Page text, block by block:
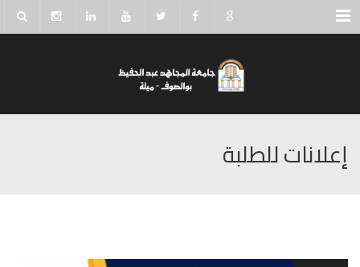
Menu
إعلانات للطلبة